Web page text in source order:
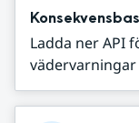
Ladda ner API
vädervarningar